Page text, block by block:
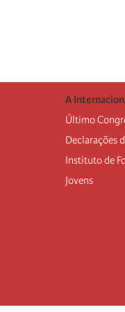
A
Último
Declarações
Instituto de
Jovens